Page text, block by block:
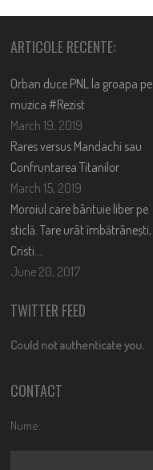
ARTICOLE RECENTE:
Orban duce PNL la groapa pe
muzica #Rezist
March 19, 2019
Rares versus Mandachi sau
Confruntarea Titanilor
March 15, 2019
Moroiul care bântuie liber pe
sticlă. Tare urât îmbătrânești,
Cristi….
June 20, 2017
TWITTER FEED
Could not authenticate you.
CONTACT
Nume: